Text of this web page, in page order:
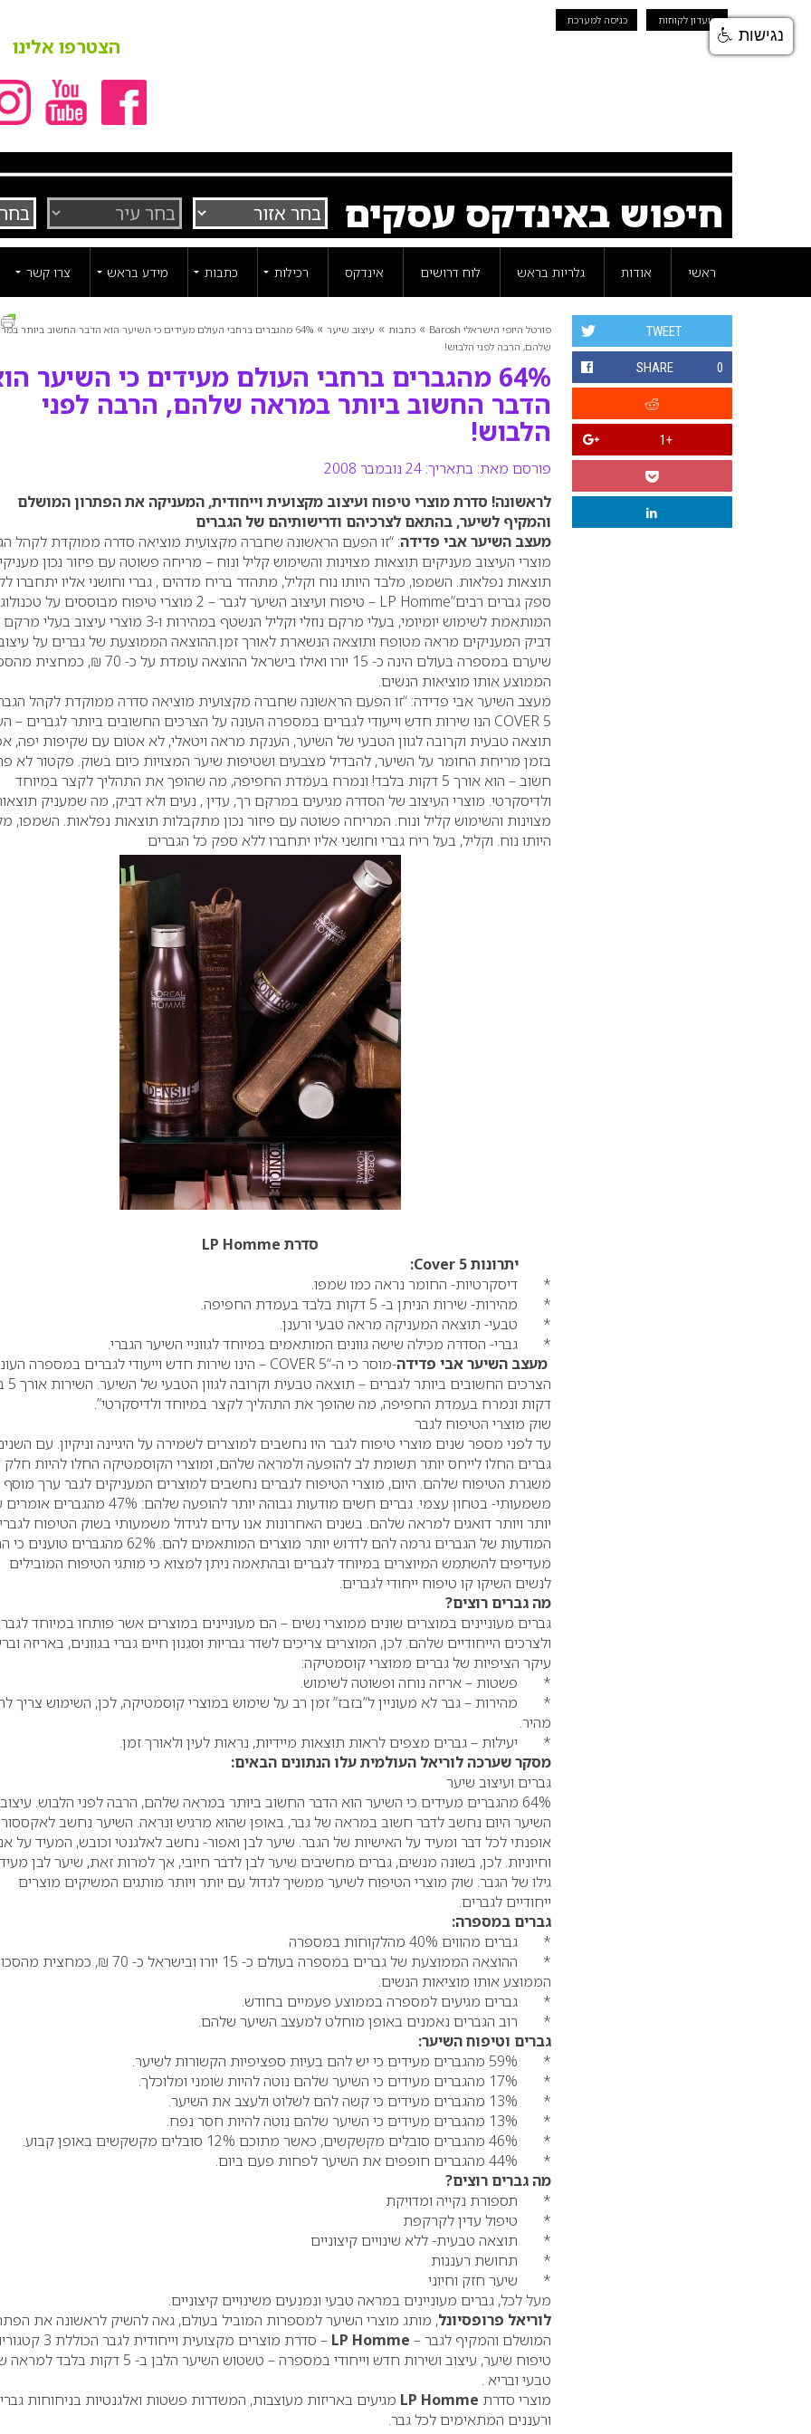
מועדון לקוחות כניסה למערכת
הצטרפו אלינו
חיפוש באינדקס עסקים
ראשי אודות גלריות בראש לוח דרושים אינדקס רכילות כתבות מידע בראש צרו קשר
פורטל היופי הישראלי Barosh » כתבות » עיצוב שיער »
64% מהגברים ברחבי העולם מעידים כי השיער הוא הדבר החשוב ביותר
שלהם, הרבה לפני הלבוש!
64% מהגברים ברחבי העולם מעידים כי השיער
הדבר החשוב ביותר במראה שלהם, הרבה לפני
הלבוש!
פורסם מאת: בתאריך: 24 נובמבר 2008
TWEET
SHARE 0
+1
לראשונה! סדרת מוצרי טיפוח ועיצוב מקצועית וייחודית, המעניקה את הפתרון המושלם
והמקיף לשיער, בהתאם לצרכיהם ודרישותיהם של הגברים
מעצב השיעראבי פדידה: “זו הפעם הראשונה שחברה מקצועית מוציאה סדרה ממוקדת לקהל
מוצרי העיצוב מעניקים תוצאות מצוינות והשימוש קליל ונוח – מריחה פשוטה עם פיזור נכון
תוצאות נפלאות. השמפו, מלבד היותו נוח וקליל, מתהדר בריח מדהים , גברי וחושני אליו יתחברו
ספק גברים רבים”LP Homme
– טיפוח ועיצוב השיער לגבר – 2 מוצרי טיפוח מבוססים על
המותאמת לשימוש יומיומי, בעלי מרקם נוזלי וקליל הנשטף במהירות ו-3 מוצרי עיצוב
דביק המעניקים מראה מטופח ותוצאה הנשארת לאורך זמן.ההוצאה הממוצעת של גברים על
שיערם במספרה בעולם הינה כ- 15 יורו ואילו בישראל ההוצאה עומדת על כ- 70 ₪,
הממוצע אותו מוציאות הנשים.
מעצב השיער אבי פדידה: “זו הפעם הראשונה שחברה מקצועית מוציאה סדרה ממוקדת לקהל
COVER 5 הנו שירות חדש וייעודי לגברים במספרה העונה על הצרכים החשובים ביותר לגברים –
תוצאה טבעית וקרובה לגוון הטבעי של השיער, הענקת מראה ויטאלי, לא אטום עם שקיפות יפה,
בזמן מריחת החומר על השיער, להבדיל מצבעים ושטיפות שיער המצויות כיום בשוק. פקטור לא
חשוב – הוא אורך 5 דקות בלבד! ונמרח בעמדת החפיפה, מה שהופך את התהליך לקצר במיוחד
ולדיסקרטי. מוצרי העיצוב של הסדרה מגיעים במרקם רך, עדין , נעים ולא דביק, מה שמעניק
מצוינות והשימוש קליל ונוח. המריחה פשוטה עם פיזור נכון מתקבלות תוצאות נפלאות. השמפו,
היותו נוח. וקליל, בעל ריח גברי וחושני אליו יתחברו ללא ספק כל הגברים
סדרת LP Homme
יתרונותCover 5
:
* דיסקרטיות- החומר נראה כמו שמפו.
* מהירות- שירות הניתן ב- 5 דקות בלבד בעמדת החפיפה.
* טבעי- תוצאה המעניקה מראה טבעי ורענן.
* גברי- הסדרה מכילה שישה גוונים המותאמים במיוחד לגווניי השיער הגברי.
מעצב השיעראבי פדידה-מוסר כי ה-“COVER 5 – הינו שירות חדש וייעודי לגברים במספרה
הצרכים
דקות ונמרח בעמדת החפיפה, מה שהופך את התהליך לקצר במיוחד ולדיסקרטי”.
שוק מוצרי הטיפוח לגבר
עד לפני מספר שנים מוצרי טיפוח לגבר היו נחשבים למוצרים לשמירה על היגיינה וניקיון. עם
גברים החלו לייחס יותר תשומת לב להופעה ולמראה שלהם, ומוצרי הקוסמטיקה החלו להיות חלק
משגרת הטיפוח שלהם. היום, מוצרי הטיפוח לגברים נחשבים למוצרים המעניקים לגבר ערך מוסף
משמעותי- בטחון עצמי. גברים חשים מודעות גבוהה יותר להופעה שלהם: 47%
יותר ויותר דואגים למראה שלהם. בשנים האחרונות אנו עדים לגידול משמעותי בשוק הטיפוח
המודעות של הגברים גרמה להם לדרוש יותר מוצרים המותאמים להם. 62% מהגברים
מעדיפים להשתמש המיוצרים במיוחד לגברים ובהתאמה ניתן למצוא כי מותגי הטיפוח המובילים
לנשים השיקו קו טיפוח ייחודי לגברים.
מה גברים רוצים?
גברים מעוניינים במוצרים שונים ממוצרי נשים – הם מעוניינים במוצרים אשר פותחו במיוחד
ולצרכים הייחודיים שלהם. לכן, המוצרים צריכים לשדר גבריות וסגנון חיים גברי בגוונים, באריזה
עיקר הציפיות של גברים ממוצרי קוסמטיקה:
* פשטות – אריזה נוחה ופשוטה לשימוש.
* מהירות – גבר לא מעוניין ל”בזבז” זמן רב על שימוש במוצרי קוסמטיקה, לכן, השימוש צריך
מהיר.
* יעילות – גברים מצפים לראות תוצאות מיידיות, נראות לעין ולאורך זמן.
מסקר שערכה לוריאל העולמית עלו הנתונים הבאים:
גברים ועיצוב שיער
64% מהגברים מעידים כי השיער הוא הדבר החשוב ביותר במראה שלהם, הרבה לפני הלבוש. עיצוב
השיער היום נחשב לדבר חשוב במראה של גבר, באופן שהוא מרגיש ונראה. השיער נחשב
אופנתי לכל דבר ומעיד על האישיות של הגבר. שיער לבן ואפור- נחשב לאלגנטי וכובש, המעיד על
וחיוניות. לכן, בשונה מנשים, גברים מחשיבים שיער לבן לדבר חיובי, אך למרות זאת, שיער לבן
גילו של הגבר. שוק מוצרי הטיפוח לשיער ממשיך לגדול עם יותר ויותר מותגים המשיקים מוצרים
ייחודיים לגברים.
גברים במספרה:
* גברים מהווים 40% מהלקוחות במספרה
* ההוצאה הממוצעת של גברים במספרה בעולם כ- 15 יורו ובישראל כ- 70 ₪,
הממוצע אותו מוציאות הנשים.
* גברים מגיעים למספרה בממוצע פעמיים בחודש.
* רוב הגברים נאמנים באופן מוחלט למעצב השיער שלהם.
גברים וטיפוח השיער:
* 59% מהגברים מעידים כי יש להם בעיות ספציפיות הקשורות לשיער.
* 17% מהגברים מעידים כי השיער שלהם נוטה להיות שומני ומלוכלך.
* 13% מהגברים מעידים כי קשה להם לשלוט ולעצב את השיער.
* 13% מהגברים מעידים כי השיער שלהם נוטה להיות חסר נפח.
* 46% מהגברים סובלים מקשקשים, כאשר מתוכם 12% סובלים מקשקשים באופן קבוע.
* 44% מהגברים חופפים את השיער לפחות פעם ביום.
מה גברים רוצים?
* תספורת נקייה ומדויקת
* טיפול עדין לקרקפת
* תוצאה טבעית- ללא שינויים קיצוניים
* תחושת רעננות
* שיער חזק וחיוני
מעל לכל, גברים מעוניינים במראה טבעי ונמנעים משינויים קיצוניים.
לוריאל פרופסיונל, מותג מוצרי השיער למספרות המוביל בעולם, גאה להשיק לראשונה את
המושלם והמקיף לגבר – LP Homme
– סדרת מוצרים מקצועית וייחודית
טיפוח שיער, עיצוב ושירות חדש וייחודי במספרה – טשטוש השיער הלבן ב- 5 דקות
טבעי ובריא .
מוצרי סדרת LP Homme מגיעים באריזות מעוצבות, המשדרות פשטות ואלגנטיות בניחוחות
ורעננים המתאימים לכל גבר.
נגישות